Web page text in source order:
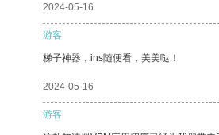
2024-05-16
游客
梯子神器，ins随便看，美美哒！
2024-05-16
游客